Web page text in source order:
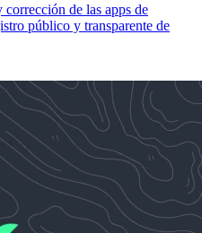
de las apps de
público y transparente de